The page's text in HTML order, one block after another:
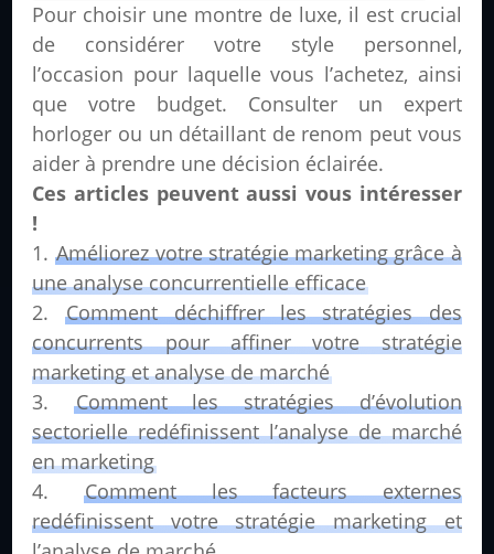
Pour choisir une montre de luxe, il est crucial
de considérer votre style personnel,
l’occasion pour laquelle vous l’achetez, ainsi
que votre budget. Consulter un expert
horloger ou un détaillant de renom peut vous
aider à prendre une décision éclairée.
Ces articles peuvent aussi vous intéresser
!
Améliorez votre stratégie marketing grâce à
une analyse concurrentielle efficace
Comment déchiffrer les stratégies des
concurrents pour affiner votre stratégie
marketing et analyse de marché
Comment les stratégies d’évolution
sectorielle redéfinissent l’analyse de marché
en marketing
Comment les facteurs externes
redéfinissent votre stratégie marketing et